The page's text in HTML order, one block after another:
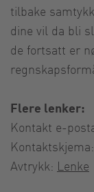
tilbake
dine vil da bli
de fortsatt er
Flere lenker:
Kontakt e-
Kontaktskjema:
Avtrykk: Lenke